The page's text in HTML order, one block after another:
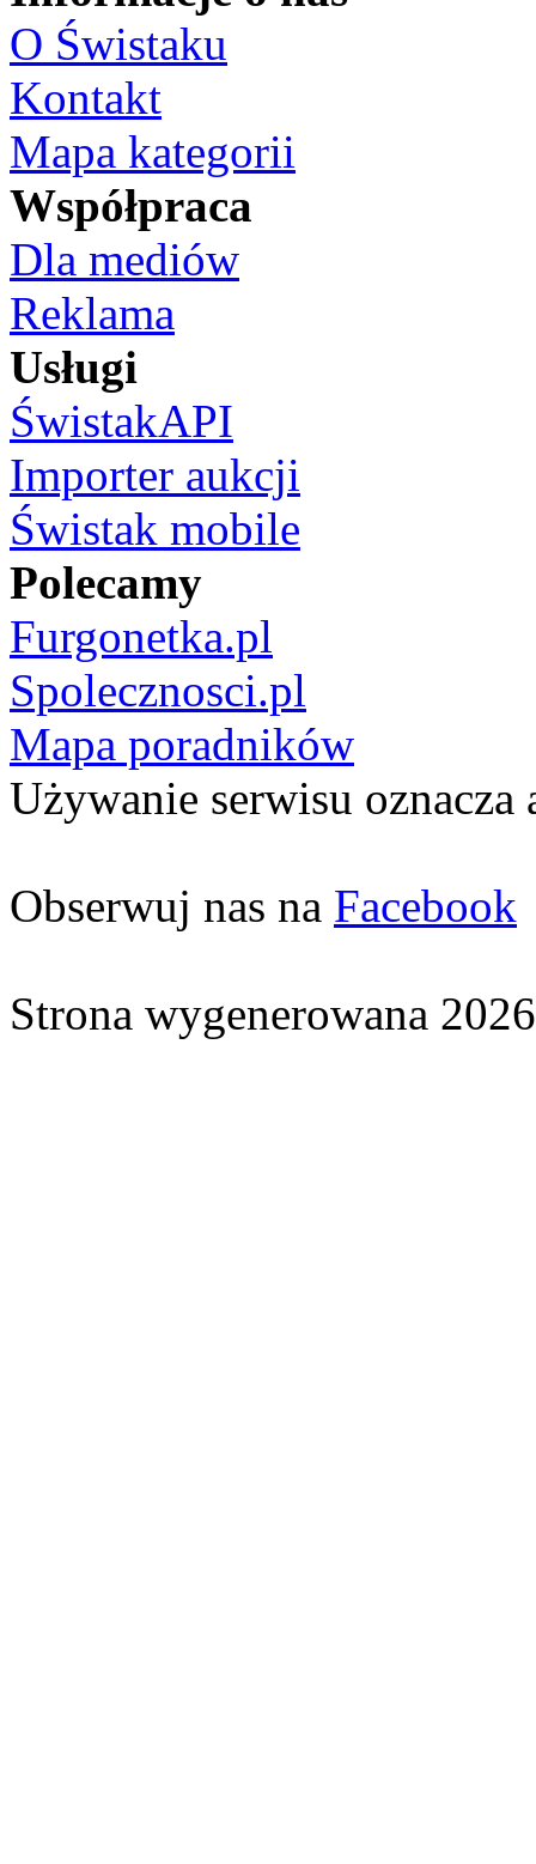
O Świstaku
Kontakt
Mapa kategorii
Współpraca
Dla mediów
Reklama
Usługi
ŚwistakAPI
Importer aukcji
Świstak mobile
Polecamy
Furgonetka.pl
Spolecznosci.pl
Mapa poradników
Używanie serwisu oznacza
Obserwuj nas na Facebook
Strona wygenerowana